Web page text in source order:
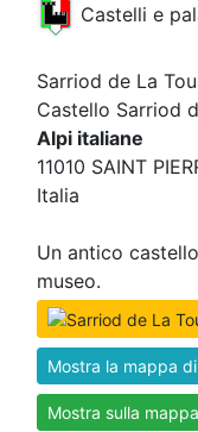
Castelli e
Sarriod de La
Castello Sarriod
Alpi italiane
11010 SAINT
Italia
Un antico
museo.
Mostra la mappa
Mostra sulla mappa